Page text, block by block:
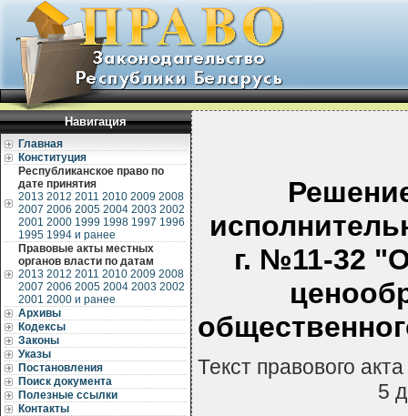
Навигация
Главная
Конституция
Республиканское право по
дате принятия
2013 2012 2011 2010 2009 2008
2007 2006 2005 2004 2003 2002
2001 2000 1999 1998 1997 1996
1995 1994 и ранее
Правовые акты местных
органов власти по датам
2013 2012 2011 2010 2009 2008
2007 2006 2005 2004 2003 2002
2001 2000 и ранее
Архивы
Кодексы
Законы
Указы
Постановления
Поиск документа
Полезные ссылки
Контакты
г. №11-32
Текст правового
5